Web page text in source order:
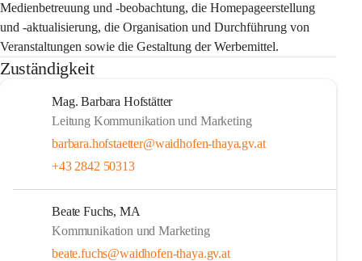
Medienbetreuung und -beobachtung, die Homepageerstellung
und -aktualisierung, die Organisation und Durchführung von
Veranstaltungen sowie die Gestaltung der Werbemittel.
Zuständigkeit
Mag. Barbara Hofstätter
Leitung Kommunikation und Marketing
barbara.hofstaetter@waidhofen-thaya.gv.at
+43 2842 50313
Beate Fuchs, MA
Kommunikation und Marketing
beate.fuchs@waidhofen-thaya.gv.at